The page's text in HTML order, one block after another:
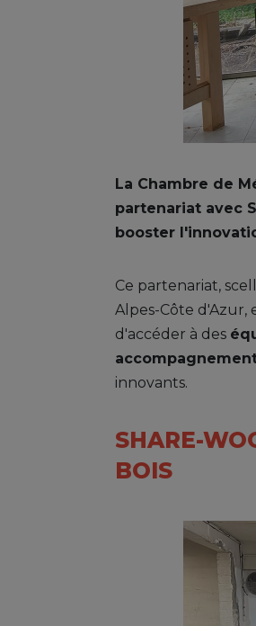
La Chambre de
partenariat avec
booster
Ce partenariat,
Alpes-Côte d'Azur,
d'accéder à des
innovants.
SHARE-
BOIS